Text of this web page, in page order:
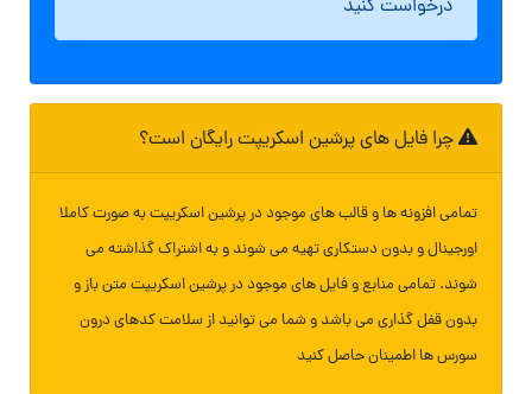
درخواست کنید
چرا فایل های پرشین اسکریپت رایگان است؟
تمامی افزونه ها و قالب های موجود در پرشین اسکریپت به صورت کاملا
اورجینال و بدون دستکاری تهیه می شوند و به اشتراک گذاشته می
شوند. تمامی منابع و فایل های موجود در پرشین اسکریپت متن باز و
بدون قفل گذاری می باشد و شما می توانید از سلامت کدهای درون
سورس ها اطمینان حاصل کنید